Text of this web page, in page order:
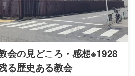
会の見どころ・感想※1928
る歴史ある教会